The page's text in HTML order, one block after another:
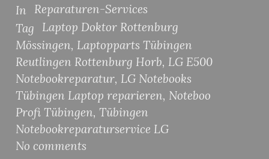
In
Reparaturen-Services
Tag
Laptop Doktor Rottenburg
Mössingen, Laptopparts Tübingen
Reutlingen Rottenburg Horb, LG E500
Notebookreparatur, LG Notebooks
Tübingen Laptop reparieren, Noteboo
Profi Tübingen, Tübingen
Notebookreparaturservice LG
No comments